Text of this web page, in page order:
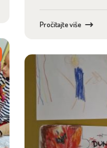
Pročitajte više